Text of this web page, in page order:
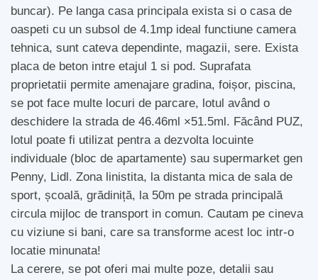
buncar). Pe langa casa principala exista si o casa de
oaspeti cu un subsol de 4.1mp ideal functiune camera
tehnica, sunt cateva dependinte, magazii, sere. Exista
placa de beton intre etajul 1 si pod. Suprafata
proprietatii permite amenajare gradina, foișor, piscina,
se pot face multe locuri de parcare, lotul având o
deschidere la strada de 46.46ml ×51.5ml. Făcând PUZ,
lotul poate fi utilizat pentra a dezvolta locuinte
individuale (bloc de apartamente) sau supermarket gen
Penny, Lidl. Zona linistita, la distanta mica de sala de
sport, școală, grădiniță, la 50m pe strada principală
circula mijloc de transport in comun. Cautam pe cineva
cu viziune si bani, care sa transforme acest loc intr-o
locatie minunata!
La cerere, se pot oferi mai multe poze, detalii sau